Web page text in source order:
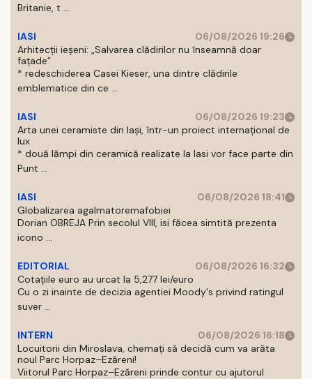
Britanie, t ...
IASI
06/08/2026 19:26
Arhitecții ieșeni: „Salvarea clădirilor nu înseamnă doar
fațade”
* redeschiderea Casei Kieser, una dintre clădirile
emblematice din ce ...
IASI
06/08/2026 19:23
Arta unei ceramiste din Iași, într-un proiect internațional de
lux
* două lămpi din ceramică realizate la Iasi vor face parte din
Punt ...
IASI
06/08/2026 18:41
Globalizarea agalmatoremafobiei
Dorian OBREJA Prin secolul VIII, isi făcea simtită prezenta
icono ...
EDITORIAL
06/08/2026 16:32
Cotațiile euro au urcat la 5,277 lei/euro
Cu o zi inainte de decizia agentiei Moody's privind ratingul
suver ...
INTERN
06/08/2026 16:18
Locuitorii din Miroslava, chemați să decidă cum va arăta
noul Parc Horpaz–Ezăreni!
Viitorul Parc Horpaz–Ezăreni prinde contur cu ajutorul